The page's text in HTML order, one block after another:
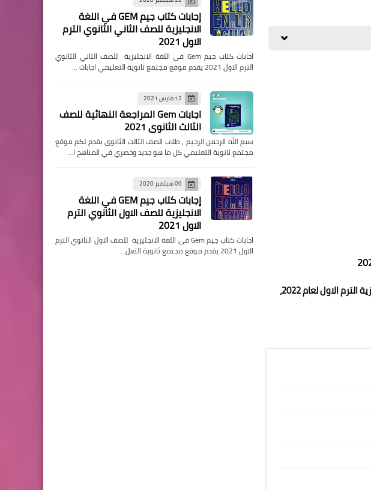
يقدم موقع مجتمع ثانوية التعليمي اجابات كتاب جيم لطلاب الصف الاول الثانوي في مادة اللغة الإنجليزية الترم الاول لعام 2022،
إجابات كتاب جيم GEM في اللغة
الانجليزية للصف الثاني الثانوي الترم
الاول 2021
اجابات كتاب جيم Gem فى اللغة الانجليزية للصف الثاني الثانوي
الترم الاول 2021 يقدم موقع مجتمع ثانوية التعليمي اجابات …
12 مارس 2021
اجابات Gem المراجعة النهائية للصف
الثالث الثانوى 2021
بسم الله الرحمن الرحيم ، طلاب الصف الثالث الثانوى يقدم لكم موقع
مجتمع ثانوية التعليمي كل ما هو جديد وحصري في المناهج ا…
09 سبتمبر 2020
إجابات كتاب جيم GEM في اللغة
الانجليزية للصف الاول الثانوي الترم
الاول 2021
اجابات كتاب جيم Gem فى اللغة الانجليزية للصف الاول الثانوي الترم
الاول 2021 يقدم موقع مجتمع ثانوية التعل…